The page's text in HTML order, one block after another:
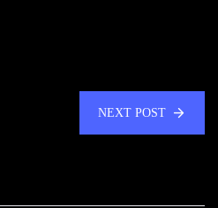
NEXT POST